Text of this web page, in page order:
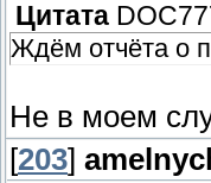
Цитата
Ждём отчёта о
Не в моем
[203]